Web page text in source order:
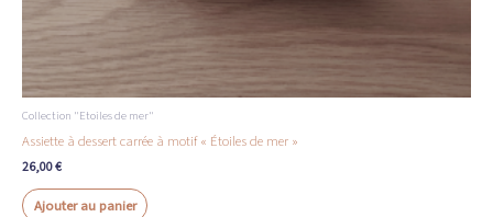
Collection "Etoiles de mer"
Assiette à dessert carrée à motif « Étoiles de mer »
26,00€
Ajouter au panier